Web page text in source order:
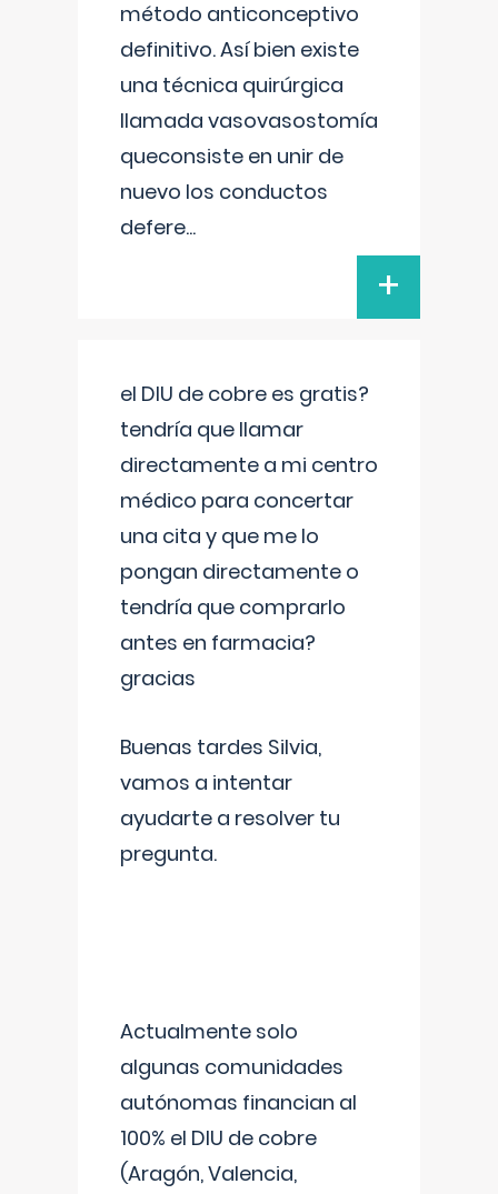
método anticonceptivo
definitivo. Así bien existe
una técnica quirúrgica
llamada vasovasostomía
queconsiste en unir de
nuevo los conductos
defere...
+
el DIU de cobre es gratis?
tendría que llamar
directamente a mi centro
médico para concertar
una cita y que me lo
pongan directamente o
tendría que comprarlo
antes en farmacia?
gracias
Buenas tardes Silvia,
vamos a intentar
ayudarte a resolver tu
pregunta.
Actualmente solo
algunas comunidades
autónomas financian al
100% el DIU de cobre
(Aragón, Valencia,